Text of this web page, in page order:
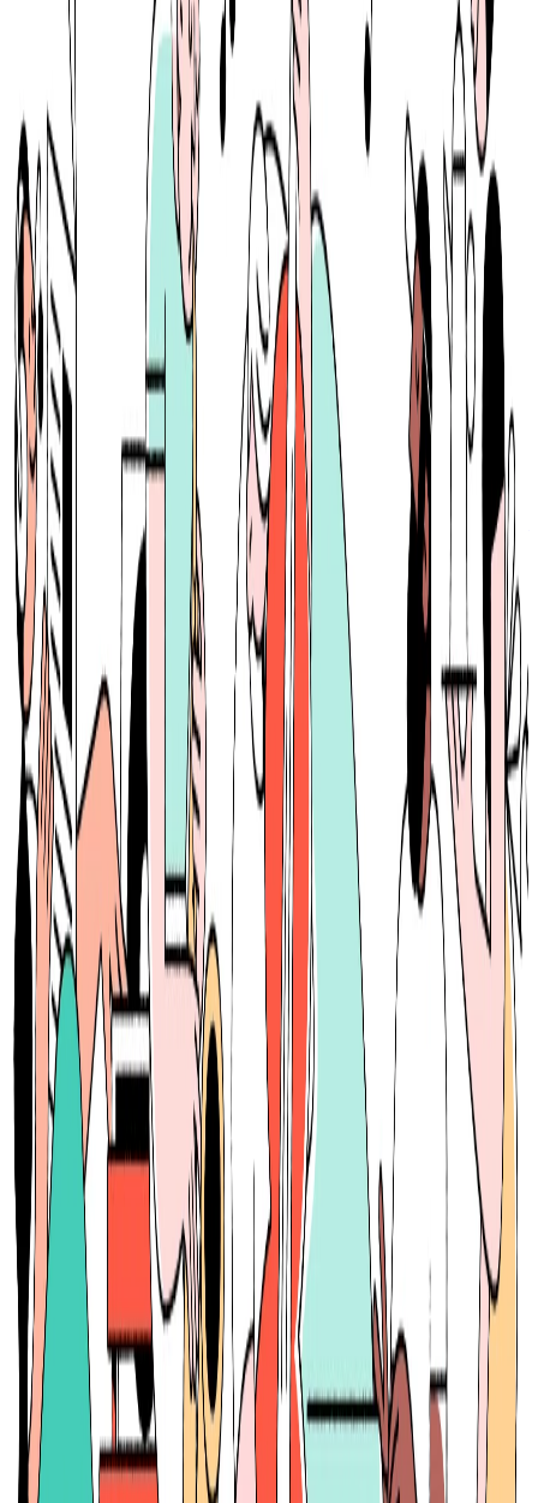
月給62.5万円〜100万円
正社員
経営層
気になる 詳細を見る
レイターステージ
note株式会社
プロダクト
note
概要
noteは、個人や企業がテキスト、画像、音声、動画などの
コンテンツを作成・発行・販売できるプラットフォームで
す。クリエイターが自分の作品を公開し、読者と直接つなが
ることができます。
BtoC10→100（プロダクト拡大）
募集中の求人情報
note.com事業開発
東京都 千代田区
月給 62.5万円〜100万円
正社員
シニア
気になる 詳細を見る
レイターステージ
note株式会社